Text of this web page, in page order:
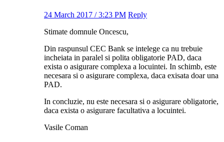
24 March 2017 / 3:23 PM Reply
Stimate domnule Oncescu,
Din raspunsul CEC Bank se intelege ca nu trebuie
incheiata in paralel si polita obligatorie PAD, daca
exista o asigurare complexa a locuintei. In schimb, este
necesara si o asigurare complexa, daca exisata doar una
PAD.
In concluzie, nu este necesara si o asigurare obligatorie,
daca exista o asigurare facultativa a locuintei.
Vasile Coman